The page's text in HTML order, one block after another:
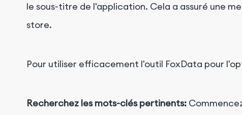
le sous-titre de l'application. Cela a assuré une
store.
Pour utiliser efficacement l'outil FoxData pour
Recherchez les mots-clés pertinents: